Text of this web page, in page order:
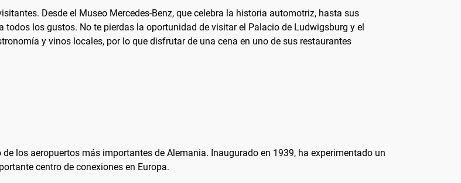
Desde el Museo Mercedes-Benz, que celebra la historia automotriz, hasta sus
los gustos. No te pierdas la oportunidad de visitar el Palacio de Ludwigsburg y el
y vinos locales, por lo que disfrutar de una cena en uno de sus restaurantes
los aeropuertos más importantes de Alemania. Inaugurado en 1939, ha experimentado un
centro de conexiones en Europa.